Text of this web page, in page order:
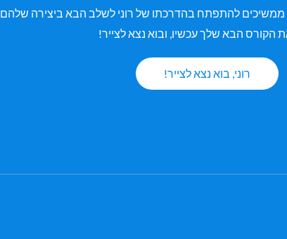
ממשיכים להתפתח בהדרכתו של רוני לשלב הבא ביצירה שלהם.
הקורס הבא שלך עכשיו, ובוא נצא לצייר!
רוני, בוא נצא לצייר!